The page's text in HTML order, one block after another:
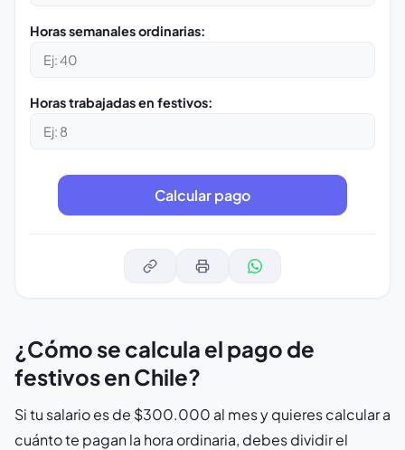
Horas semanales ordinarias:
Horas trabajadas en festivos:
¿Cómo se calcula el pago de
festivos en Chile?
Si tu salario es de $300.000 al mes y quieres calcular a
cuánto te pagan la hora ordinaria, debes dividir el